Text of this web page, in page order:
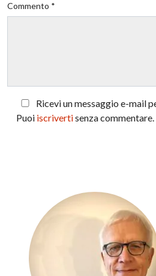
Commento *
Ricevi un messaggio e-mail
Puoi iscrivertisenza commentare.